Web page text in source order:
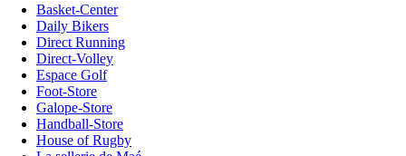
Basket-Center
Daily Bikers
Direct Running
Direct-Volley
Espace Golf
Foot-Store
Galope-Store
Handball-Store
House of Rugby